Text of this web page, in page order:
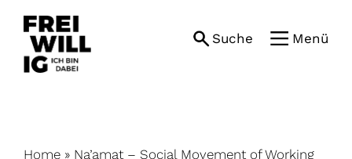
content
Suche Menü
Home » Na’amat – Social Movement of Working